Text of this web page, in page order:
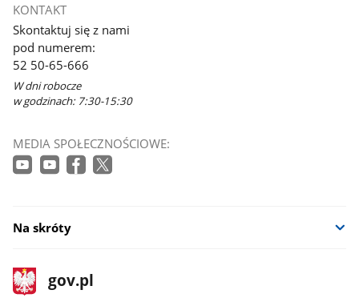
się
w
nowym
oknie
KONTAKT
Skontaktuj się z nami
pod numerem:
52 50-65-666
W dni robocze
w godzinach: 7:30-15:30
MEDIA SPOŁECZNOŚCIOWE:
Na skróty
stopka
gov.pl
Strona
gov.pl